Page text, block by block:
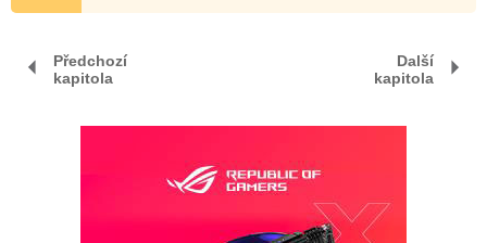
Předchozí
kapitola
Další
kapitola